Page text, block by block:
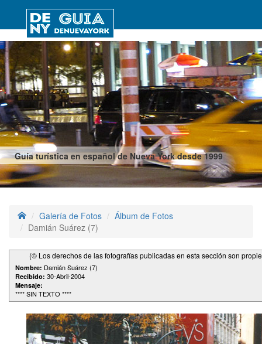
Guía turística en español de Nueva York desde 1999
Galería de Fotos
Álbum de Fotos
Damián Suárez (7)
(© Los derechos de las fotografías publicadas en esta sección son
Nombre: Damián Suárez (7)
Recibido: 30-Abril-2004
Mensaje:
**** SIN TEXTO ****